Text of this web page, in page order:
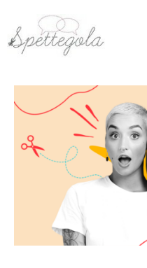
contenuto